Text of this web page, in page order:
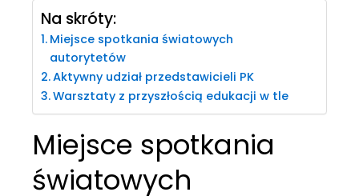
Na skróty:
Miejsce spotkania światowych
autorytetów
Aktywny udział przedstawicieli PK
Warsztaty z przyszłością edukacji w tle
Miejsce spotkania
światowych